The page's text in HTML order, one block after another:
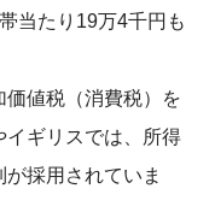
当たり19万4千円も
値税（消費税）を
イギリスでは、所得
採用されていま